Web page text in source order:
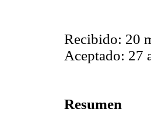
Recibido: 20
Aceptado: 27
Resumen